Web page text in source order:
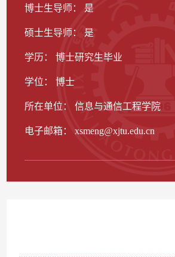
博士生导师： 是
硕士生导师： 是
学历： 博士研究生毕业
学位： 博士
所在单位： 信息与通信工程学院
电子邮箱：xsmeng@xjtu.edu.cn